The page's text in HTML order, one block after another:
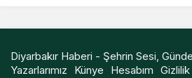
Diyarbakır Haberi - Şehrin Sesi,
Yazarlarımız
Künye Hesabım Gizlilik